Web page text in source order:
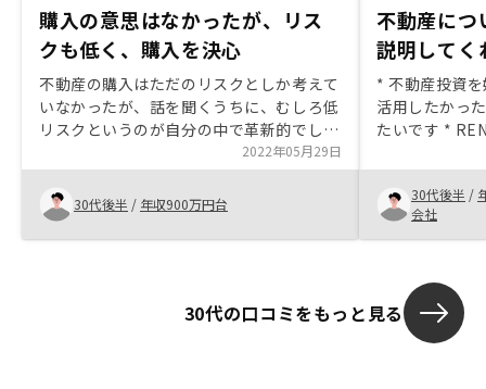
購入の意思はなかったが、リス
クも低く、購入を決心
不動産の購入はただのリスクとしか考えて
いなかったが、話を聞くうちに、むしろ低
リスクというのが自分の中で革新的でし
た。 過去の事例（リーマンショック、コ
ロナショック）を交えて、株価は暴落した
ものの家賃は変わらないというのが、賃貸
にするものとしては一番説得力がありまし
た。私のように北海道の人間にとって、全
がつきませんので、その辺りがもう一工夫
2022年05月29日
30代後半 / 年収900万円台
不動産につ
説明してく
* 不動産投資
活用したかっ
たいです *
信頼できると
そうです地域
が良いと思い
か
30代後半 /
会社
30代の口コミをもっと見る